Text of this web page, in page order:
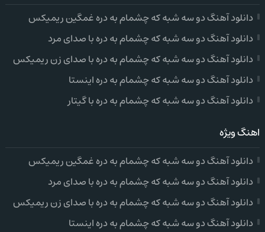
دانلود آهنگ دو سه شبه که چشمام به دره غمگین ریمیکس
دانلود آهنگ دو سه شبه که چشمام به دره با صدای مرد
دانلود آهنگ دو سه شبه که چشمام به دره با صدای زن ریمیکس
دانلود آهنگ دو سه شبه که چشمام به دره اینستا
دانلود آهنگ دو سه شبه که چشمام به دره با گیتار
اهنگ ویژه
دانلود آهنگ دو سه شبه که چشمام به دره غمگین ریمیکس
دانلود آهنگ دو سه شبه که چشمام به دره با صدای مرد
دانلود آهنگ دو سه شبه که چشمام به دره با صدای زن ریمیکس
دانلود آهنگ دو سه شبه که چشمام به دره اینستا